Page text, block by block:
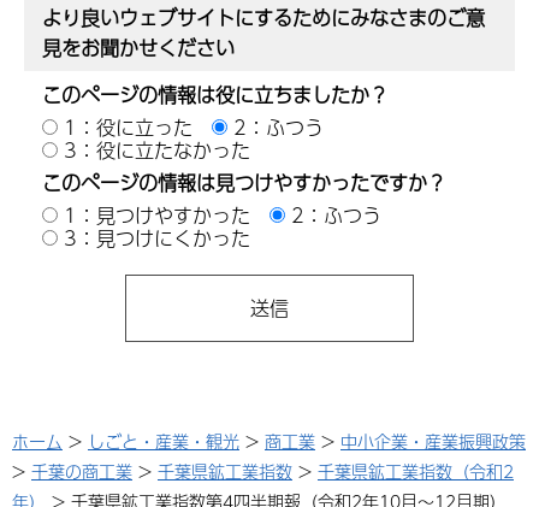
より良いウェブサイトにするためにみなさまのご意
見をお聞かせください
このページの情報は役に立ちましたか？
1：役に立った
2：ふつう
3：役に立たなかった
このページの情報は見つけやすかったですか？
1：見つけやすかった
2：ふつう
3：見つけにくかった
ホーム > しごと・産業・観光 > 商工業 > 中小企業・産業振興政策
> 千葉の商工業 > 千葉県鉱工業指数 > 千葉県鉱工業指数（令和2
年）
> 千葉県鉱工業指数第4四半期報（令和2年10月～12月期）